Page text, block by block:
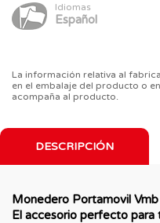
Idiomas
Español
La información relativa al
en el embalaje del producto o
acompaña al producto.
DESCRIPCIÓN
Monedero Portamovil
El accesorio perfecto para